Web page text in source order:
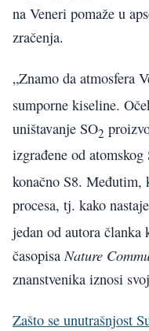
na Veneri pomaže u
zračenja.
„Znamo da atmosfera
sumporne kiseline.
uništavanje SO2
izgrađene od
konačno S8. Međutim,
procesa, tj. kako
jedan od autora
časopisa Nature
znanstvenika iznosi
Zašto se unutrašnjost